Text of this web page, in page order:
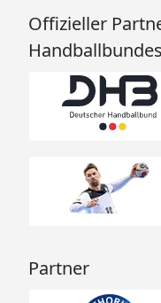
Offizieller
Handballbundes
Partner